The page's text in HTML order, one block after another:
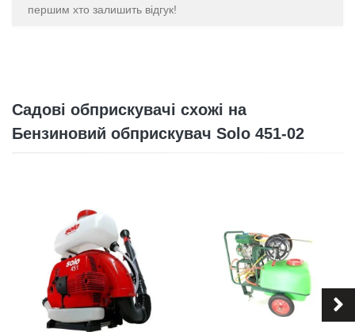
першим хто залишить відгук!
Садові обприскувачі схожі на
Бензиновий обприскувач Solo 451-02